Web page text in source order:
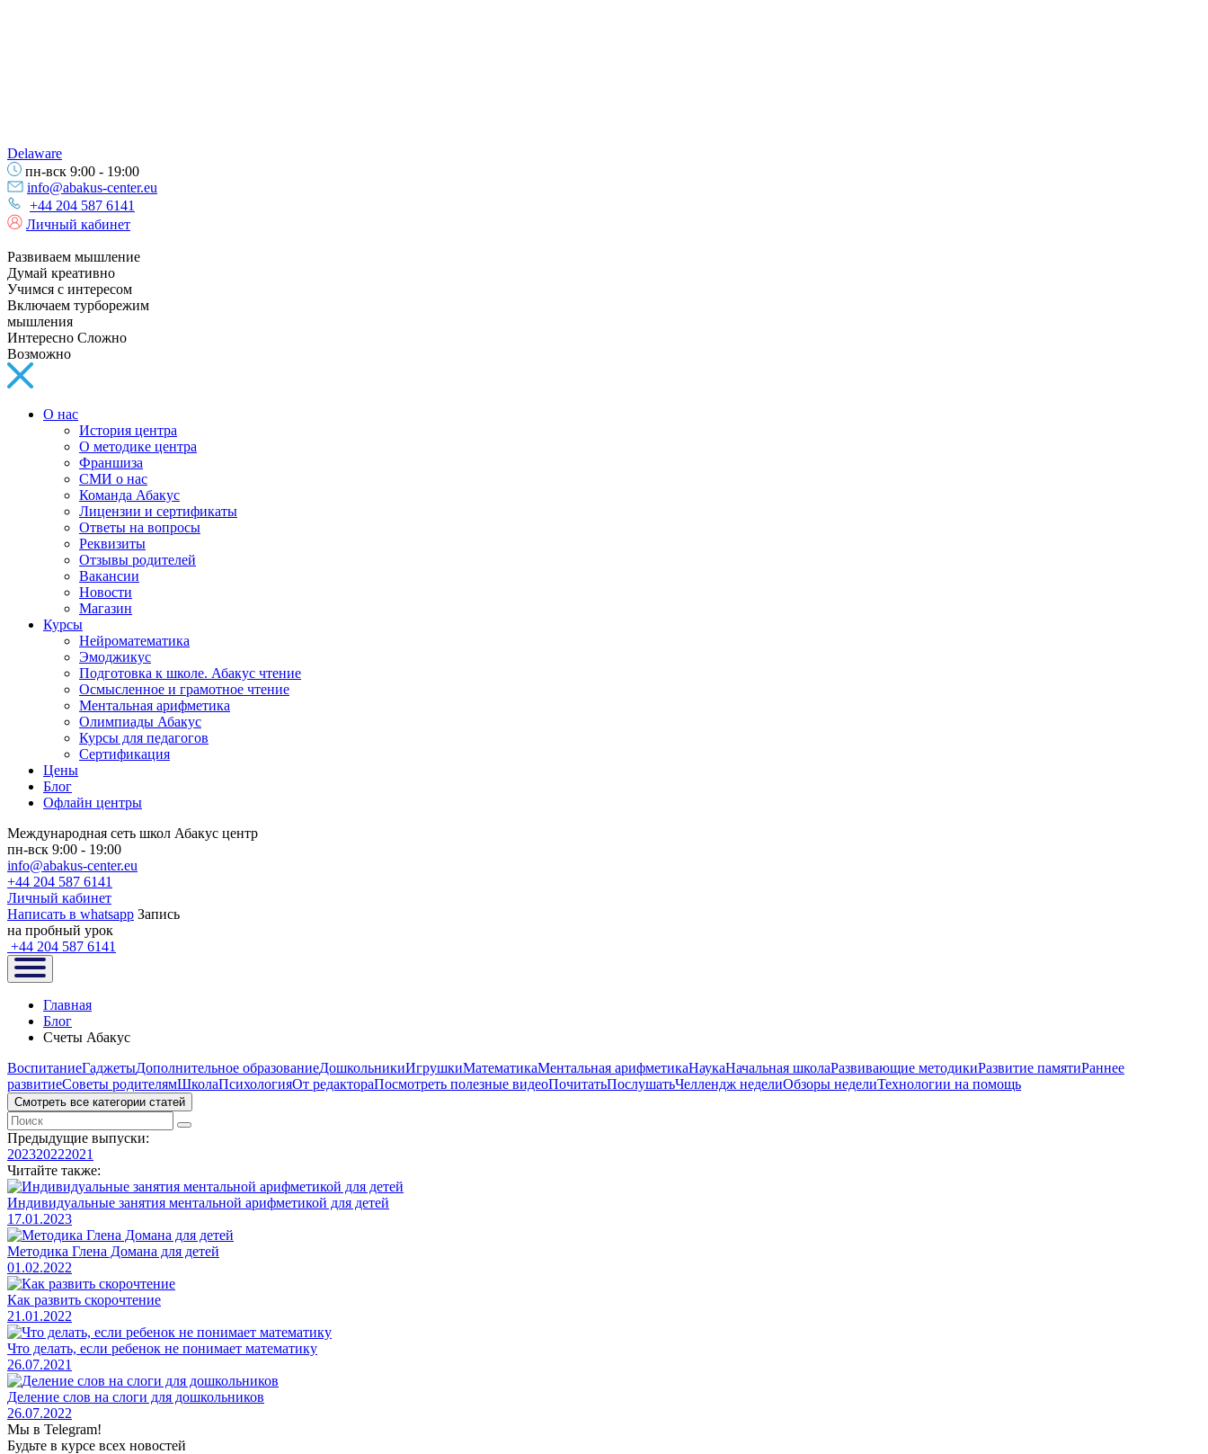
Delaware
пн-вск 9:00 - 19:00
info@abakus-center.eu
+44 204 587 6141
Личный кабинет
Развиваем мышление
Думай креативно
Учимся с интересом
Включаем турборежим
мышления
Интересно Сложно
Возможно
О нас
История центра
О методике центра
Франшиза
СМИ о нас
Команда Абакус
Лицензии и сертификаты
Ответы на вопросы
Реквизиты
Отзывы родителей
Вакансии
Новости
Магазин
Курсы
Нейроматематика
Эмоджикус
Подготовка к школе. Абакус чтение
Осмысленное и грамотное чтение
Ментальная арифметика
Олимпиады Абакус
Курсы для педагогов
Сертификация
Цены
Блог
Офлайн центры
Международная сеть школ Абакус центр
пн-вск 9:00 - 19:00
info@abakus-center.eu
+44 204 587 6141
Личный кабинет
Написать в whatsapp Запись
на пробный урок
+44 204 587 6141
Главная
Блог
Счеты Абакус
ВоспитаниеГаджетыДополнительное образованиеДошкольникиИгрушкиМатематикаМентальная арифметикаНаукаНачальная школаРазвивающие методикиРазвитие памятиРаннее
развитиеСоветы родителямШколаПсихологияОт редактораПосмотреть полезные видеоПочитатьПослушатьЧеллендж неделиОбзоры неделиТехнологии на помощь
Смотреть все категории статей
Предыдущие выпуски:
202320222021
Читайте также:
Индивидуальные занятия ментальной арифметикой для детей
17.01.2023
Методика Глена Домана для детей
01.02.2022
Как развить скорочтение
21.01.2022
Что делать, если ребенок не понимает математику
26.07.2021
Деление слов на слоги для дошкольников
26.07.2022
Мы в Telegram!
Будьте в курсе всех новостей